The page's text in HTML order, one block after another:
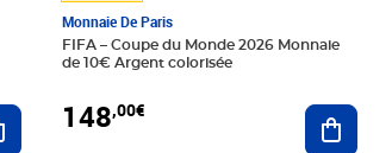
Ajouter au panier
Monnaie De Paris
FIFA – Coupe du Monde 2026 Monnaie
de 10€ Argent colorisée
148,00€